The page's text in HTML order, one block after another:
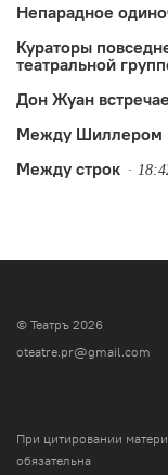
Непарадное
Кураторы
театральной
Дон Жуан
Между Шиллером
Между строк
© Театръ 2026
oteatre.pr@gmail.com
При цитировании
обязательна